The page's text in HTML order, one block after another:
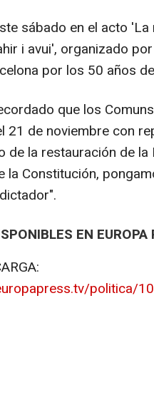
sábado en el acto
i avui', organizado
por los 50 años
que los
21 de noviembre con
de la restauración de
la Constitución,
EN
politica/